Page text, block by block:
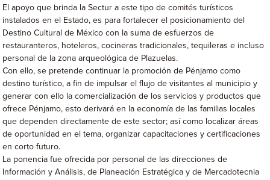
El apoyo que brinda la Sectur a este tipo de comités turísticos
instalados en el Estado, es para fortalecer el posicionamiento del
Destino Cultural de México con la suma de esfuerzos de
restauranteros, hoteleros, cocineras tradicionales, tequileras e incluso
personal de la zona arqueológica de Plazuelas.
Con ello, se pretende continuar la promoción de Pénjamo como
destino turístico, a fin de impulsar el flujo de visitantes al municipio y
generar con ello la comercialización de los servicios y productos que
ofrece Pénjamo, esto derivará en la economía de las familias locales
que dependen directamente de este sector; así como localizar áreas
de oportunidad en el tema, organizar capacitaciones y certificaciones
en corto futuro.
La ponencia fue ofrecida por personal de las direcciones de
Información y Análisis, de Planeación Estratégica y de Mercadotecnia